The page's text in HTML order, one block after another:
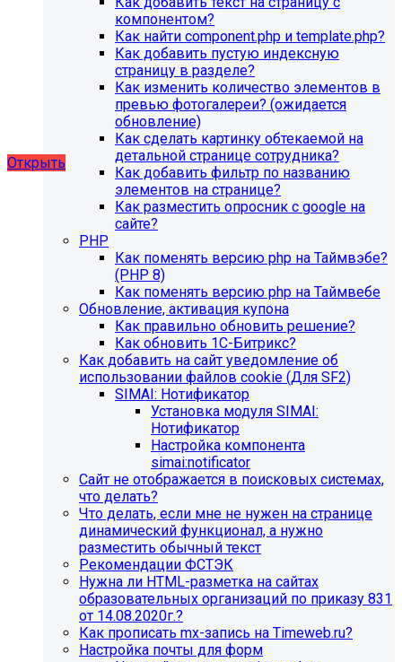
благотворительного фонда, SIMAI: Сайт детского сада,
SIMAI: Сайт компании, SIMAI: Сайт конференции, SIMAI:
Сайт медицинской организации, SIMAI: Сайт
музыкальной школы, SIMAI: Сайт РЖД медицина, SIMAI:
Сайт санатория, SIMAI: Сайт сельского поселения, SIMAI:
Сайт совета муниципальных образований, SIMAI: Сайт
спортивной школы, SIMAI: Сайт управления делами,
SIMAI: Сайт учебного центра, SIMAI: Сайт
художественной школы, SIMAI: Сайт школы
Открыть
компонентом?
Как найти component.php и template.php?
Как добавить пустую индексную
страницу в разделе?
Как изменить количество элементов в
превью фотогалереи? (ожидается
обновление)
Как сделать картинку обтекаемой на
детальной странице сотрудника?
Как добавить фильтр по названию
элементов на странице?
Как разместить опросник с google на
сайте?
PHP
Как поменять версию php на Таймвэбе?
(PHP 8)
Как поменять версию php на Таймвебе
Обновление, активация купона
Как правильно обновить решение?
Как обновить 1С-Битрикс?
Как добавить на сайт уведомление об
использовании файлов cookie (Для SF2)
SIMAI: Нотификатор
Установка модуля SIMAI:
Нотификатор
Настройка компонента
simai:notificator
Сайт не отображается в поисковых системах,
что делать?
Что делать, если мне не нужен на странице
динамический функционал, а нужно
разместить обычный текст
Рекомендации ФСТЭК
Нужна ли HTML-разметка на сайтах
образовательных организаций по приказу 831
от 14.08.2020г.?
Как прописать mx-запись на Timeweb.ru?
Настройка почты для форм